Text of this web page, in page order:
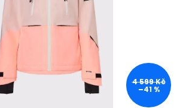
4 599 Kč
–41 %